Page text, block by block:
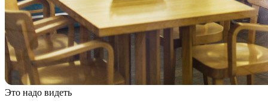
Это надо видеть